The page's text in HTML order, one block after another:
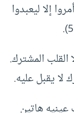
إلا ليعبدوا
القلب المشترك.
لا يقبل عليه.
هاتين